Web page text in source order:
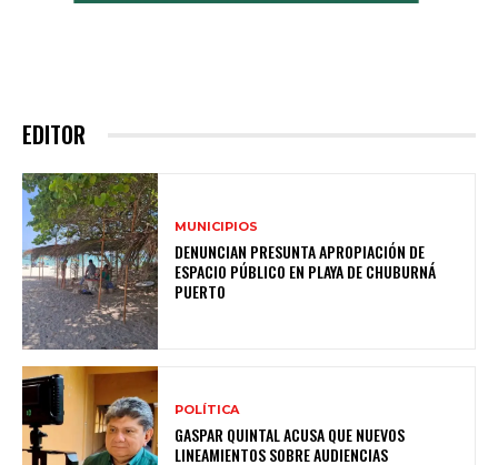
EDITOR
MUNICIPIOS
DENUNCIAN PRESUNTA APROPIACIÓN DE
ESPACIO PÚBLICO EN PLAYA DE CHUBURNÁ
PUERTO
POLÍTICA
GASPAR QUINTAL ACUSA QUE NUEVOS
LINEAMIENTOS SOBRE AUDIENCIAS